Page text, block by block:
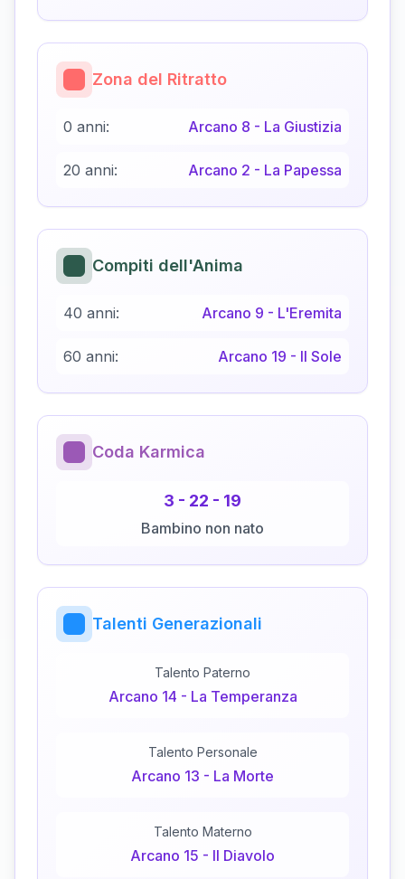
Zona del Ritratto
0 anni: Arcano 8 - La Giustizia
20 anni: Arcano 2 - La Papessa
Compiti dell'Anima
40 anni: Arcano 9 - L'Eremita
60 anni: Arcano 19 - Il Sole
Coda Karmica
3 - 22 - 19
Bambino non nato
Talenti Generazionali
Talento Paterno
Arcano 14 - La Temperanza
Talento Personale
Arcano 13 - La Morte
Talento Materno
Arcano 15 - Il Diavolo